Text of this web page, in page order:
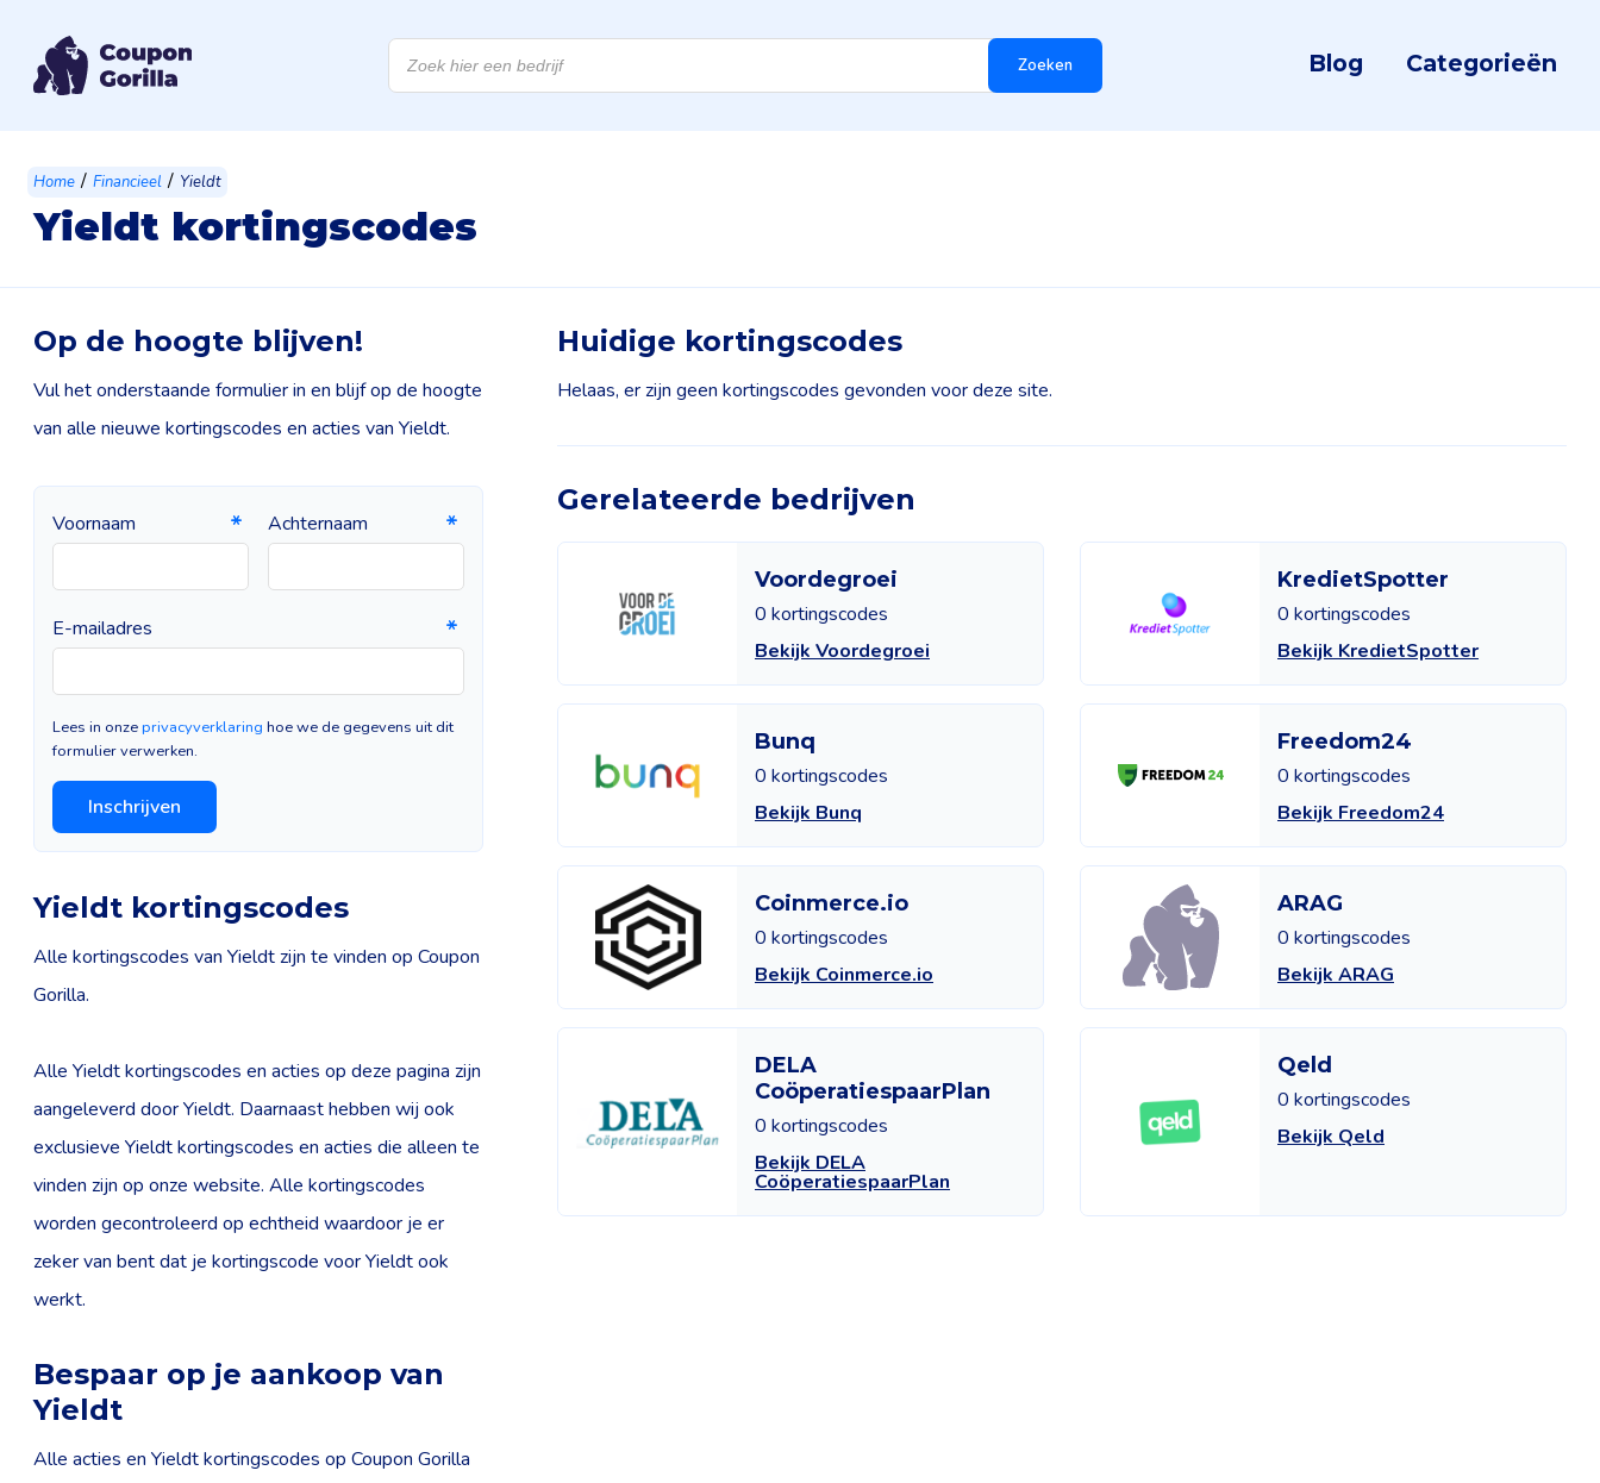
Producten
zoeken Zoeken Blog Categorieën
Home / Financieel / Yieldt
Yieldt kortingscodes
Op de hoogte blijven!
Vul het onderstaande formulier in en blijf op de hoogte
van alle nieuwe kortingscodes en acties van Yieldt.
Voornaam Achternaam
E-mailadres
Lees in onzeprivacyverklaring hoe we de gegevens uit dit
formulier verwerken.
Inschrijven
Yieldt kortingscodes
Alle kortingscodes van Yieldt zijn te vinden op Coupon
Gorilla.
Alle Yieldt kortingscodes en acties op deze pagina zijn
aangeleverd door Yieldt. Daarnaast hebben wij ook
exclusieve Yieldt kortingscodes en acties die alleen te
vinden zijn op onze website. Alle kortingscodes
worden gecontroleerd op echtheid waardoor je er
zeker van bent dat je kortingscode voor Yieldt ook
werkt.
Bespaar op je aankoop van
Yieldt
Alle acties en Yieldt kortingscodes op Coupon Gorilla
Huidige kortingscodes
Helaas, er zijn geen kortingscodes gevonden voor deze site.
Gerelateerde bedrijven
Voordegroei
0 kortingscodes
Bekijk Voordegroei
KredietSpotter
0 kortingscodes
Bekijk KredietSpotter
Bunq
0 kortingscodes
Bekijk Bunq
Freedom24
0 kortingscodes
Bekijk Freedom24
Coinmerce.io
0 kortingscodes
Bekijk Coinmerce.io
ARAG
0 kortingscodes
Bekijk ARAG
DELA
CoöperatiespaarPlan
0 kortingscodes
Bekijk DELA
CoöperatiespaarPlan
Qeld
0 kortingscodes
Bekijk Qeld